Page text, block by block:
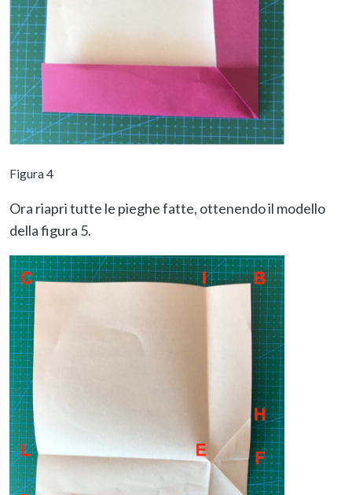
Figura 4
Ora riapri tutte le pieghe fatte, ottenendo il modello
della figura 5.